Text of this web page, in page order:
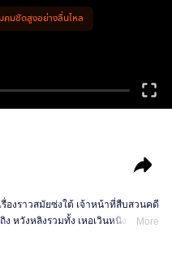
คมชัดสูงอย่างลื่นไหล
รื่องราวสมัยซ่งใต้ เจ้าหน้าที่สืบสวนคดี
หวังหลิงรวมทั้ง เหอเวินหนิง ทั้งสี่คน
More